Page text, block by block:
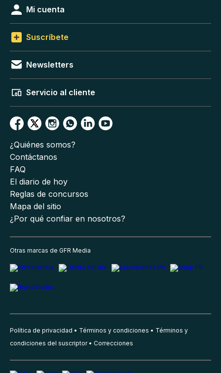
Mi cuenta
Suscríbete
Newsletters
Servicio al cliente
¿Quiénes somos?
Contáctanos
FAQ
El diario de hoy
Reglas de concursos
Mapa del sitio
¿Por qué confiar en nosotros?
Otras marcas de GFR Media
Política de privacidad Términos y condiciones
Términos y
condiciones del suscriptor
Correcciones